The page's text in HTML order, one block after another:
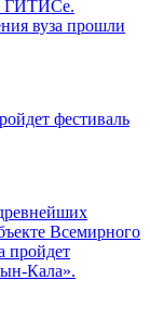
ГИТИСе.
вуза прошли
фестиваль
Всемирного
пройдет
Кала».